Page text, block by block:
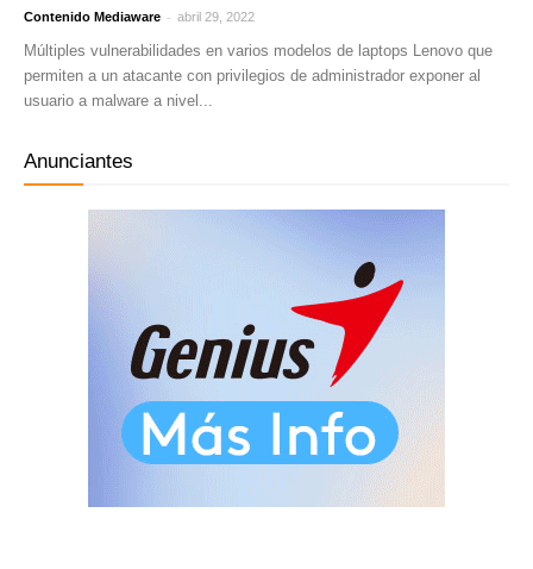
Contenido Mediaware - abril 29, 2022
Múltiples vulnerabilidades en varios modelos de laptops Lenovo que
permiten a un atacante con privilegios de administrador exponer al
usuario a malware a nivel...
Anunciantes